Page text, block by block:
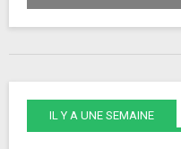
IL Y A UNE SEMAINE